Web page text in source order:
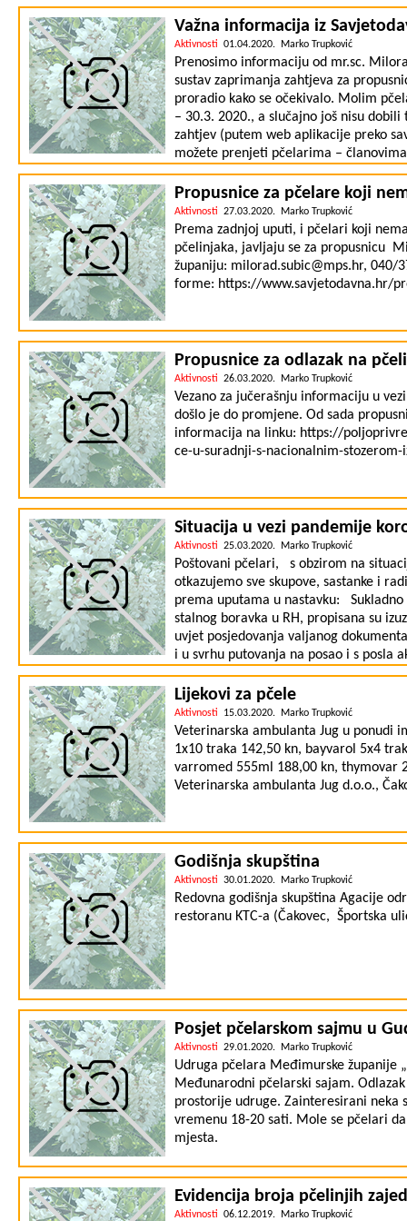
te Racionalizacije troškova selećeg
plaćanja do 20. lipnja 2020. godine.
linku: https://www.apprrr.hr/
Važna informacija iz
Aktivnosti 01.04.2020. Marko Trupković
Prenosimo informaciju od mr.sc.
sustav zaprimanja zahtjeva za
proradio kako se očekivalo. Molim
– 30.3. 2020., a slučajno još nisu
zahtjev (putem web aplikacije preko
možete prenjeti pčelarima –
upute poljoprivrednika (i pčelara koji
porukom: …“Zahtjev za propusnicu
Internet stranice Savjetodavne službe
(samo registrirani OPG u Upisniku i
saveza – izdvojene košnice, ali koji
nemaju zaposlenike), Pravne osobe,
RPO izdaju sami sebi propusnice sa
Propusnice za pčelare koji
Aktivnosti 27.03.2020. Marko Trupković
Prema zadnjoj uputi, i pčelari koji
pčelinjaka, javljaju se za propusnicu
županiju: milorad.subic@mps.hr, 040/
forme: https://www.savjetodavna.hr/
Propusnice za odlazak na
Aktivnosti 26.03.2020. Marko Trupković
Vezano za jučerašnju informaciju u
došlo je do promjene. Od sada
informacija na linku: https://
ce-u-suradnji-s-nacionalnim-
Situacija u vezi pandemije
Aktivnosti 25.03.2020. Marko Trupković
Poštovani pčelari, s obzirom na
otkazujemo sve skupove, sastanke i
prema uputama u nastavku:
stalnog boravka u RH, propisana su
uvjet posjedovanja valjanog
i u svrhu putovanja na posao i s posla
obaviti od kuće. To se odnosi i na
društva, obrti, OPG-ovi) i fizičke
"Propusnice za ulazak i izlazak s
ovjeravaju i potpisuju: za putovanja na
neophodno i ne može se obaviti od
je to vlasnik opg-a, u trgovačkom
Fizičke osobe koje nemaju
linku: https://drive.google.com/
Nadamo se da se uskoro vidimo i
Lijekovi za pčele
Aktivnosti 15.03.2020. Marko Trupković
Veterinarska ambulanta Jug u ponudi
1x10 traka 142,50 kn, bayvarol 5x4
varromed 555ml 188,00 kn, thymovar
Veterinarska ambulanta Jug d.o.o.,
Godišnja skupština
Aktivnosti 30.01.2020. Marko Trupković
Redovna godišnja skupština Agacije
restoranu KTC-a (Čakovec, Športska
Posjet pčelarskom sajmu u
Aktivnosti 29.01.2020. Marko Trupković
Udruga pčelara Međimurske županije
Međunarodni pčelarski sajam.
prostorije udruge. Zainteresirani neka
vremenu 18-20 sati. Mole se pčelari
mjesta.
Evidencija broja pčelinjih
Aktivnosti 06.12.2019. Marko Trupković